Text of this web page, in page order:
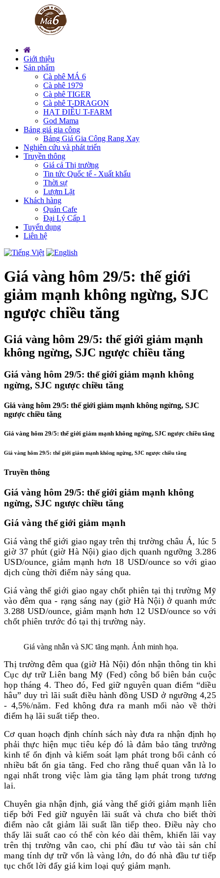
Giới thiệu
Sản phẩm
Cà phê MÁ 6
Cà phê 1979
Cà phê TIGER
Cà phê T-DRAGON
HẠT ĐIỀU T-FARM
God Mama
Bảng giá gia công
Bảng Giá Gia Công Rang Xay
Nghiên cứu và phát triển
Truyền thông
Giá cả Thị trường
Tin tức Quốc tế - Xuất khẩu
Thời sự
Lượm Lặt
Khách hàng
Quán Cafe
Đại Lý Cấp 1
Tuyển dụng
Liên hệ
Giá vàng hôm 29/5: thế giới
giảm mạnh không ngừng, SJC
ngược chiều tăng
Giá vàng hôm 29/5: thế giới giảm mạnh
không ngừng, SJC ngược chiều tăng
Giá vàng hôm 29/5: thế giới giảm mạnh không
ngừng, SJC ngược chiều tăng
Giá vàng hôm 29/5: thế giới giảm mạnh không ngừng, SJC
ngược chiều tăng
Giá vàng hôm 29/5: thế giới giảm mạnh không ngừng, SJC ngược chiều tăng
Giá vàng hôm 29/5: thế giới giảm mạnh không ngừng, SJC ngược chiều tăng
Truyền thông
Giá vàng hôm 29/5: thế giới giảm mạnh không
ngừng, SJC ngược chiều tăng
Giá vàng thế giới giảm mạnh
Giá vàng thế giới giao ngay trên thị trường châu Á, lúc 5
giờ 37 phút (giờ Hà Nội) giao dịch quanh ngưỡng 3.286
USD/ounce, giảm mạnh hơn 18 USD/ounce so với giao
dịch cùng thời điểm này sáng qua.
Giá vàng thế giới giao ngay chốt phiên tại thị trường Mỹ
vào đêm qua - rạng sáng nay (giờ Hà Nội) ở quanh mức
3.288 USD/ounce, giảm mạnh hơn 12 USD/ounce so với
chốt phiên trước đó tại thị trường này.
Giá vàng nhẫn và SJC tăng mạnh. Ảnh minh họa.
Thị trường đêm qua (giờ Hà Nội) đón nhận thông tin khi
Cục dự trữ Liên bang Mỹ (Fed) công bố biên bản cuộc
họp tháng 4. Theo đó, Fed giữ nguyên quan điểm “diều
hâu” duy trì lãi suất điều hành đồng USD ở ngưỡng 4,25
- 4,5%/năm. Fed không đưa ra manh mối nào về thời
điểm hạ lãi suất tiếp theo.
Cơ quan hoạch định chính sách này đưa ra nhận định họ
phải thực hiện mục tiêu kép đó là đảm bảo tăng trưởng
kinh tế ổn định và kiểm soát lạm phát trong bối cảnh có
nhiều bất ổn gia tăng. Fed cho rằng thuế quan vẫn là lo
ngại nhất trong việc làm gia tăng lạm phát trong tương
lai.
Chuyên gia nhận định, giá vàng thế giới giảm mạnh liên
tiếp bởi Fed giữ nguyên lãi suất và chưa cho biết thời
điểm nào cắt giảm lãi suất lần tiếp theo. Điều này cho
thấy lãi suất cao có thể còn kéo dài thêm, khiến lãi vay
trên thị trường vẫn cao, chi phí đầu tư vào tài sản chỉ
mang tính dự trữ vốn là vàng lớn, do đó nhà đầu tư tiếp
tục chốt lời đẩy giá kim loại quý giảm mạnh.